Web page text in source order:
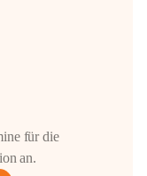
für die
an.